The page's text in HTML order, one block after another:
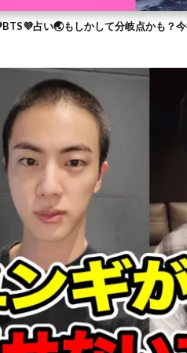
占い🌏もしかして分岐点かも？